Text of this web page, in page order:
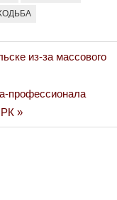
из-за массового
профессионала